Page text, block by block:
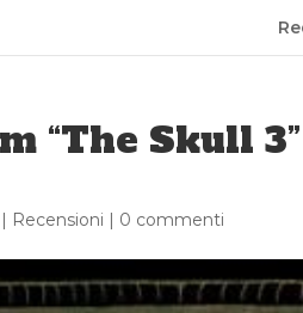
“The Skull
Recensioni | 0 commenti